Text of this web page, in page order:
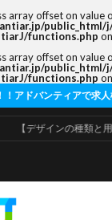
array offset on value
public_html/
functions.php
array offset on value
public_html/
functions.php
ティアで求人検索
デザインの種類と用途】